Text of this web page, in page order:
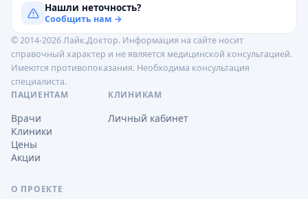
Нашли неточность?
Сообщить нам →
© 2014-2026 Лайк.Доктор. Информация на сайте носит
справочный характер и не является медицинской консультацией.
Имеются противопоказания. Необходима консультация
специалиста.
ПАЦИЕНТАМ
Врачи
Клиники
Цены
Акции
КЛИНИКАМ
Личный кабинет
О ПРОЕКТЕ